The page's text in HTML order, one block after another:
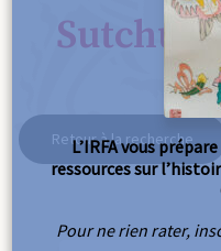
Retour à la recherche
L’IRFA vous
ressources sur
Pour ne rien rater,